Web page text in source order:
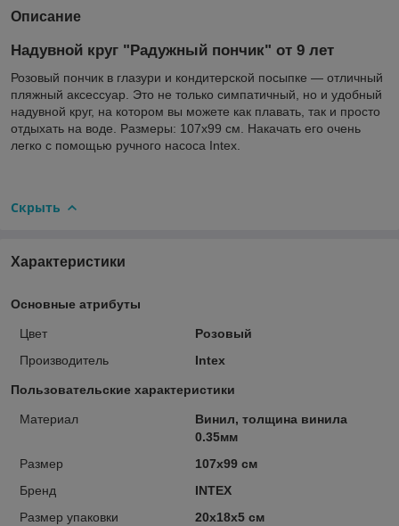
Описание
Надувной круг "Радужный пончик" от 9 лет
Розовый пончик в глазури и кондитерской посыпке — отличный
пляжный аксессуар. Это не только симпатичный, но и удобный
надувной круг, на котором вы можете как плавать, так и просто
отдыхать на воде. Размеры: 107х99 см. Накачать его очень
легко с помощью ручного насоса Intex.
Скрыть
Характеристики
Основные атрибуты
Цвет
Розовый
Производитель
Intex
Пользовательские характеристики
Материал
Винил, толщина винила
0.35мм
Размер
107х99 см
Бренд
INTEX
Размер упаковки
20х18х5 см